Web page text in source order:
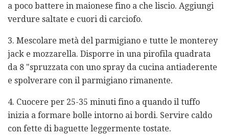
a poco battere in maionese fino a che liscio. Aggiungi
verdure saltate e cuori di carciofo.
3. Mescolare metà del parmigiano e tutte le monterey
jack e mozzarella. Disporre in una pirofila quadrata
da 8 "spruzzata con uno spray da cucina antiaderente
e spolverare con il parmigiano rimanente.
4. Cuocere per 25-35 minuti fino a quando il tuffo
inizia a formare bolle intorno ai bordi. Servire caldo
con fette di baguette leggermente tostate.